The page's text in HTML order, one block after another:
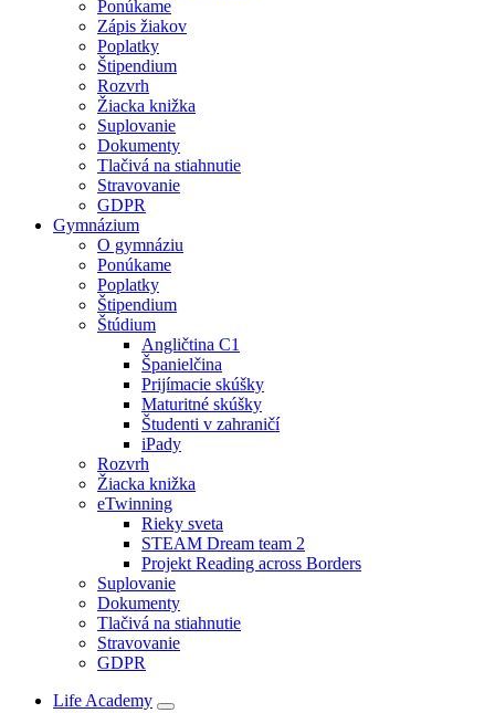
Ponúkame
Zápis žiakov
Poplatky
Štipendium
Rozvrh
Žiacka knižka
Suplovanie
Dokumenty
Tlačivá na stiahnutie
Stravovanie
GDPR
Gymnázium
O gymnáziu
Ponúkame
Poplatky
Štipendium
Štúdium
Angličtina C1
Španielčina
Prijímacie skúšky
Maturitné skúšky
Študenti v zahraničí
iPady
Rozvrh
Žiacka knižka
eTwinning
Rieky sveta
STEAM Dream team 2
Projekt Reading across Borders
Suplovanie
Dokumenty
Tlačivá na stiahnutie
Stravovanie
GDPR
Life Academy